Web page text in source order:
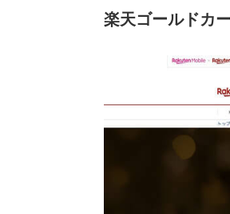
楽天ゴールドカ